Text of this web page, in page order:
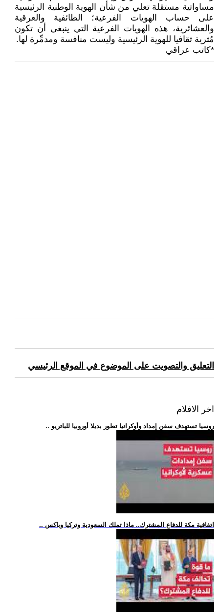
مساواتية مستقلة تعلي من شأن الهوية الوطنية الرئيسية
على حساب الهويات الفرعية؛ الطائفية والعرقية
والعشائرية، هذه الهويات الفرعية التي ينبغي أن تكون
مُثرية ثقافيا للهوية الرئيسية وليست منافسة ومدمِّرة لها.
*كاتب عراقي
التعليق والتصويت على الموضوع في الموقع الرئيسي
اخر الافلام
.. روسيا تستهدف سفن إمداد وأوكرانيا تطور بديلا أوروبيا للباتريو
.. اتفاقية مكة للدفاع المشترك.. ماذا تملك السعودية وتركيا وباكس